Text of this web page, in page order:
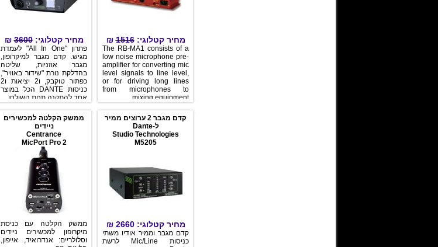
מחיר קטלוגי:1516
₪
The RB-MA1 consists of a
low noise microphone pre-
amplifier for converting mic
level signals to line level,
or for driving long lines
from microphones to
mixing equipment.
מחיר קטלוגי:3600
₪
פתרון "All In One" לעמדת
מגיש. קדם מגבר למיקרופון,
מגבר אוזניות, שליטה
בהדלקת נורת "שידור באוויר",
כפתור טוקבק, ו2 יציאות ו2
כניסות DANTE הכל במוצר
אחד להתקנה תחת השולחן
קדם מגבר 2 ערוצים ממיר
ל-Dante
Studio Technologies
M5205
מחיר קטלוגי:2660
₪
קדם מגבר וממיר אודיו משתי
כניסות Mic/Line לרשת
ממשק הקלטה למכשירים
ניידים
Centrance
MicPort Pro 2
ממשק הקלטה עם כניסת
מיקרופון למכשירים ניידים
וסלולריים: אנדרואיד, אייפון,